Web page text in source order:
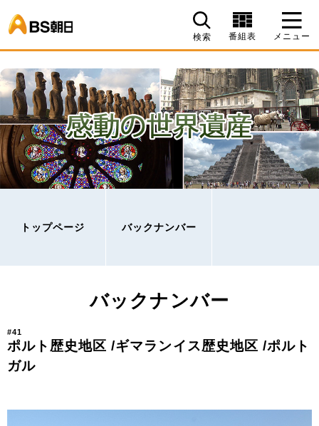
検索 番組表 メニュー
トップページ バックナンバー
バックナンバー
#41
ポルト歴史地区 /ギマランイス歴史地区 /ポルト
ガル